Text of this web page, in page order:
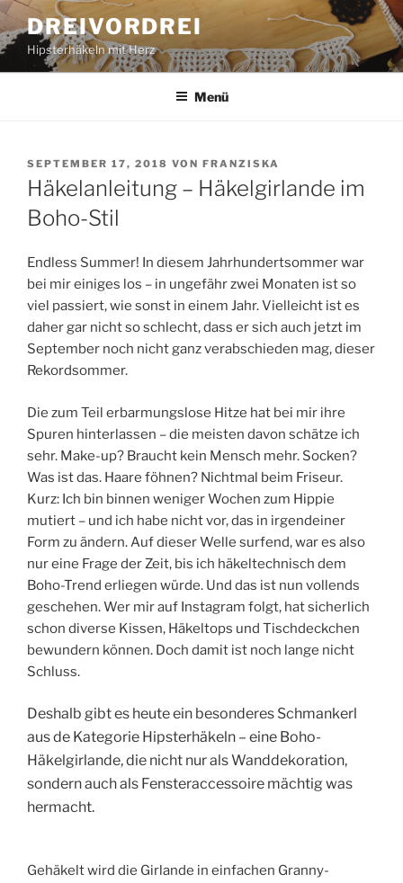
Zum
Inhalt
springen
DREIVORDREI
Hipsterhäkeln mit Herz
Menü
VERÖFFENTLICHT
AM
SEPTEMBER 17, 2018 VON FRANZISKA
Häkelanleitung – Häkelgirlande im
Boho-Stil
Endless Summer! In diesem Jahrhundertsommer war
bei mir einiges los – in ungefähr zwei Monaten ist so
viel passiert, wie sonst in einem Jahr. Vielleicht ist es
daher gar nicht so schlecht, dass er sich auch jetzt im
September noch nicht ganz verabschieden mag, dieser
Rekordsommer.
Die zum Teil erbarmungslose Hitze hat bei mir ihre
Spuren hinterlassen – die meisten davon schätze ich
sehr. Make-up? Braucht kein Mensch mehr. Socken?
Was ist das. Haare föhnen? Nichtmal beim Friseur.
Kurz: Ich bin binnen weniger Wochen zum Hippie
mutiert – und ich habe nicht vor, das in irgendeiner
Form zu ändern. Auf dieser Welle surfend, war es also
nur eine Frage der Zeit, bis ich häkeltechnisch dem
Boho-Trend erliegen würde. Und das ist nun vollends
geschehen. Wer mir auf Instagram folgt, hat sicherlich
schon diverse Kissen, Häkeltops und Tischdeckchen
bewundern können. Doch damit ist noch lange nicht
Schluss.
Deshalb gibt es heute ein besonderes Schmankerl
aus de Kategorie Hipsterhäkeln – eine Boho-
Häkelgirlande, die nicht nur als Wanddekoration,
sondern auch als Fensteraccessoire mächtig was
hermacht.
Gehäkelt wird die Girlande in einfachen Granny-